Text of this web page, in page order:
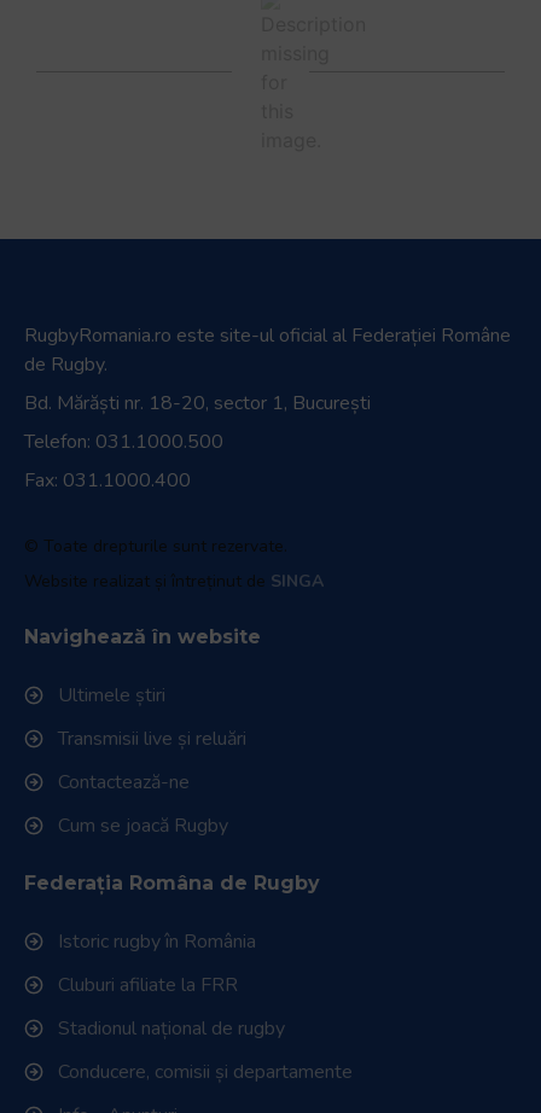
RugbyRomania.ro este site-ul oficial al Federației Române
de Rugby.
Bd. Mărăști nr. 18-20, sector 1, București
Telefon: 031.1000.500
Fax: 031.1000.400
© Toate drepturile sunt rezervate.
Website realizat și întreținut de SINGA
Navighează în website
Ultimele știri
Transmisii live și reluări
Contactează-ne
Cum se joacă Rugby
Federația Româna de Rugby
Istoric rugby în România
Cluburi afiliate la FRR
Stadionul național de rugby
Conducere, comisii și departamente